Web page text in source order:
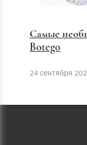
Самые
Botego
24 сентября